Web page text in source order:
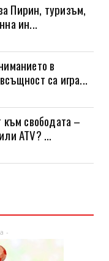
Пирин, туризъм,
ин...
в
са игра...
към свободата –
ATV? ...
-